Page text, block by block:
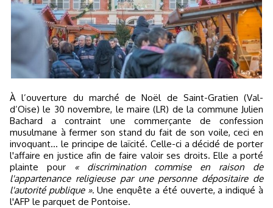
À l’ouverture du marché de Noël de Saint-Gratien (Val-
d’Oise) le 30 novembre, le maire (LR) de la commune Julien
Bachard a contraint une commerçante de confession
musulmane à fermer son stand du fait de son voile, ceci en
invoquant... le principe de laïcité. Celle-ci a décidé de porter
l'affaire en justice afin de faire valoir ses droits. Elle a porté
plainte pour
« discrimination commise en raison de
l'appartenance religieuse par une personne dépositaire de
l'autorité publique ». Une enquête a été ouverte, a indiqué à
l'AFP le parquet de Pontoise.